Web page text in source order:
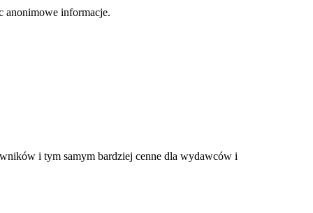
anonimowe informacje.
i tym samym bardziej cenne dla wydawców i